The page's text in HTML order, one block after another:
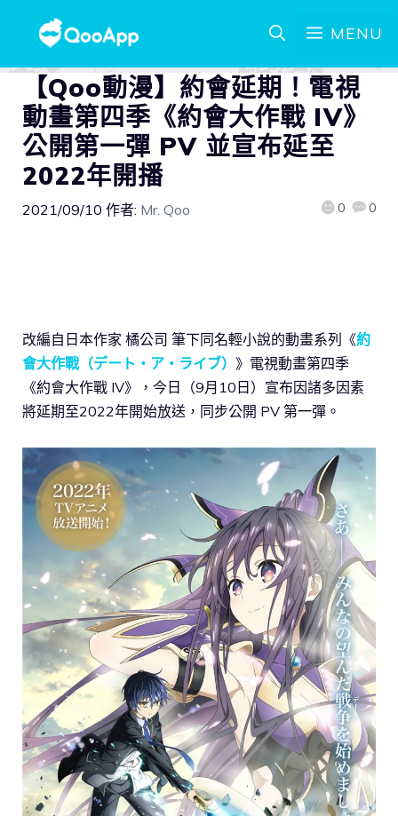
MENU
【Qoo動漫】約會延期！電視
動畫第四季《約會大作戰 IV》
公開第一彈 PV 並宣布延至
2022年開播
2021/09/10 作者: Mr. Qoo 0 0
改編自日本作家 橘公司 筆下同名輕小說的動畫系列《約
會大作戰（デート・ア・ライブ） 》電視動畫第四季
《約會大作戰 IV》，今日（9月10日）宣布因諸多因素
將延期至2022年開始放送，同步公開 PV 第一彈。